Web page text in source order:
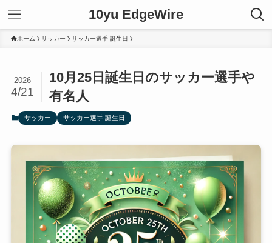
10yu EdgeWire
ホーム サッカー サッカー選手 誕生日
10月25日誕生日のサッカー選手や
有名人
2026
4/21
サッカー サッカー選手 誕生日